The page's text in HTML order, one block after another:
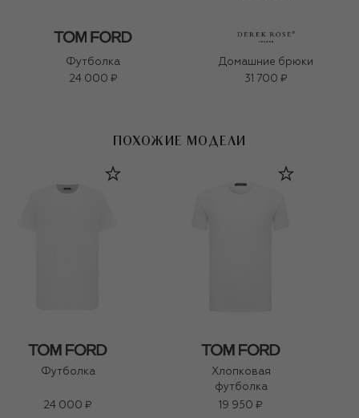
Футболка
24 000 ₽
Домашние брюки
31 700 ₽
ПОХОЖИЕ МОДЕЛИ
Футболка
24 000 ₽
Хлопковая
футболка
19 950 ₽